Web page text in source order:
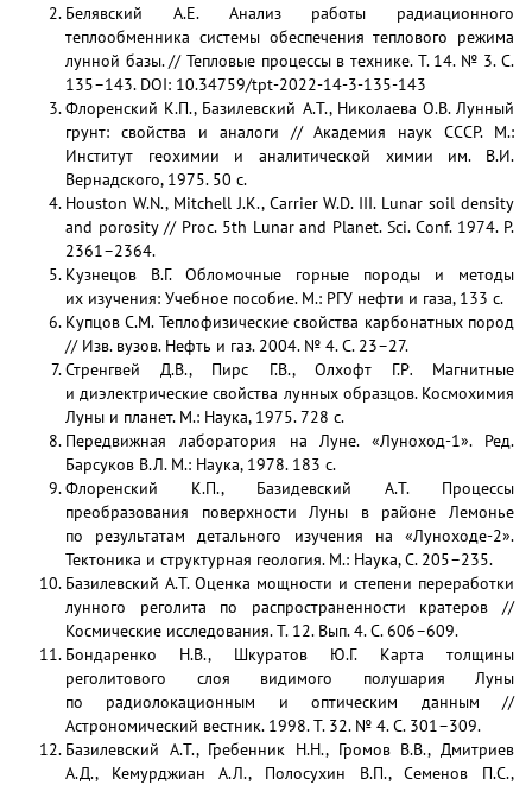
Белявский А.Е. Анализ работы радиационного
теплообменника системы обеспечения теплового режима
лунной базы. // Тепловые процессы в технике. Т. 14. № 3. С.
135–143. DOI: 10.34759/tpt-2022-14-3-135-143
Флоренский К.П., Базилевский А.Т., Николаева О.В. Лунный
грунт: свойства и аналоги // Академия наук СССР. М.:
Институт геохимии и аналитической химии им. В.И.
Вернадского, 1975. 50 с.
Houston W.N., Mitchell J.K., Carrier W.D. III. Lunar soil density
and porosity // Proc. 5th Lunar and Planet. Sci. Conf. 1974. P.
2361–2364.
Кузнецов В.Г. Обломочные горные породы и методы
их изучения: Учебное пособие. М.: РГУ нефти и газа, 133 с.
Купцов С.М. Теплофизические свойства карбонатных пород
// Изв. вузов. Нефть и газ. 2004. № 4. С. 23–27.
Стренгвей Д.В., Пирс Г.В., Олхофт Г.Р. Магнитные
и диэлектрические свойства лунных образцов. Космохимия
Луны и планет. М.: Наука, 1975. 728 с.
Передвижная лаборатория на Луне. «Луноход-1». Ред.
Барсуков В.Л. М.: Наука, 1978. 183 с.
Флоренский К.П., Базидевский А.Т. Процессы
преобразования поверхности Луны в районе Лемонье
по результатам детального изучения на «Луноходе-2».
Тектоника и структурная геология. М.: Наука, С. 205–235.
Базилевский А.Т. Оценка мощности и степени переработки
лунного реголита по распространенности кратеров //
Космические исследования. Т. 12. Вып. 4. С. 606–609.
Бондаренко Н.В., Шкуратов Ю.Г. Карта толщины
реголитового слоя видимого полушария Луны
по радиолокационным и оптическим данным //
Астрономический вестник. 1998. Т. 32. № 4. С. 301–309.
Базилевский А.Т., Гребенник Н.Н., Громов В.В., Дмитриев
А.Д., Кемурджиан А.Л., Полосухин В.П., Семенов П.С.,